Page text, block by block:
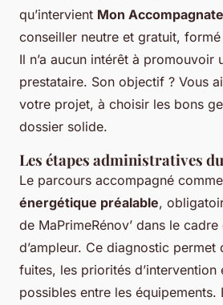
qu’intervient Mon
conseiller neutre et gratuit, formé
Il n’a aucun intérêt à promouvoir
prestataire. Son objectif ? Vous
votre projet, à choisir les bons
dossier solide.
Les étapes administratives
Le parcours accompagné
énergétique préalable,
de MaPrimeRénov’ dans le cadre
d’ampleur. Ce diagnostic permet
fuites, les priorités d’intervention
possibles entre les équipements.